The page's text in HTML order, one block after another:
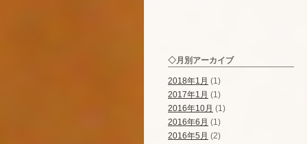
◇月別アーカイブ
2018年1月 (1)
2017年1月 (1)
2016年10月 (1)
2016年6月 (1)
2016年5月 (2)